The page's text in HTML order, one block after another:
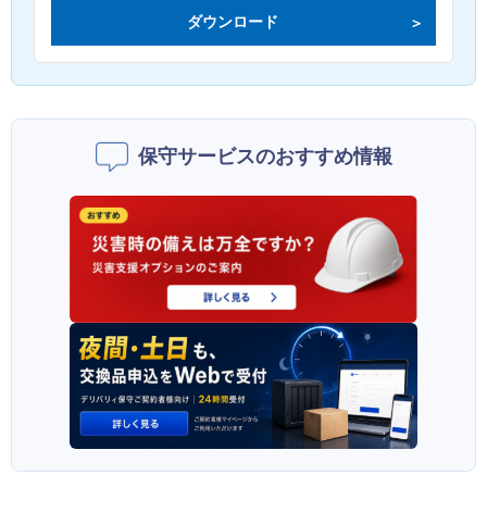
ダウンロード
保守サービスのおすすめ情報